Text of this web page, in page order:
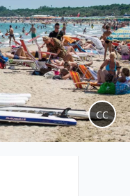
CC